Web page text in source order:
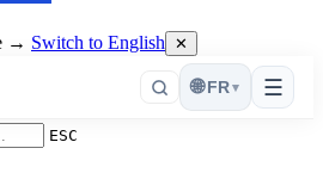
→ Switch to English ✕
☰
🌐 FR ▾
ESC